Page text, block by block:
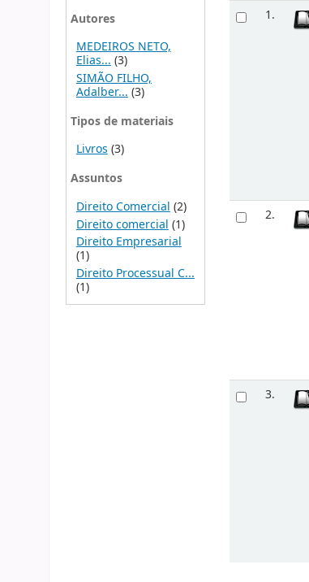
Autores
MEDEIROS NETO,
Elias...(3)
SIMÃO FILHO,
Adalber... (3)
Tipos de materiais
Livros(3)
Assuntos
Direito Comercial (2)
Direito comercial (1)
Direito Empresarial
(1)
Direito Processual C...
(1)
1.
2.
3.